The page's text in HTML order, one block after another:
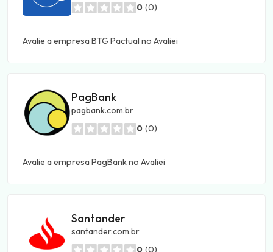
0 (0)
Avalie a empresa BTG Pactual no Avaliei
PagBank
pagbank.com.br
0 (0)
Avalie a empresa PagBank no Avaliei
Santander
santander.com.br
0 (0)